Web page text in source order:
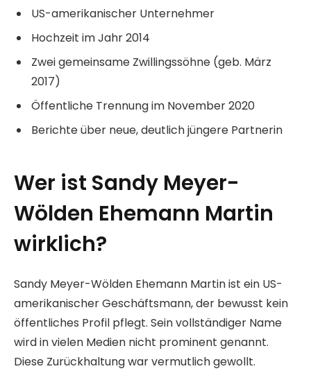
US-amerikanischer Unternehmer
Hochzeit im Jahr 2014
Zwei gemeinsame Zwillingssöhne (geb. März
2017)
Öffentliche Trennung im November 2020
Berichte über neue, deutlich jüngere Partnerin
Wer ist Sandy Meyer-
Wölden Ehemann Martin
wirklich?
Sandy Meyer-Wölden Ehemann Martin ist ein US-
amerikanischer Geschäftsmann, der bewusst kein
öffentliches Profil pflegt. Sein vollständiger Name
wird in vielen Medien nicht prominent genannt.
Diese Zurückhaltung war vermutlich gewollt.